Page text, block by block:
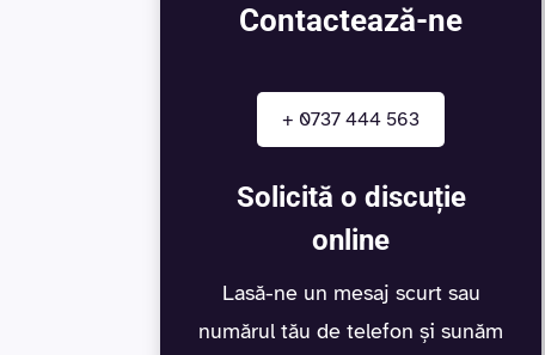
Contactează-ne
+ 0737 444 563
Solicită o discuție
online
Lasă-ne un mesaj scurt sau
numărul tău de telefon și sunăm